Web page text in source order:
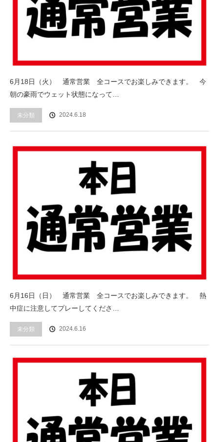
6月18日（火） 通常営業 全コースでお楽しみできます。 今
朝の豪雨でウェット状態になって…
未分類 2024.6.18
6月16日（日） 通常営業 全コースでお楽しみできます。 熱
中症に注意してプレーしてくださ…
未分類 2024.6.16